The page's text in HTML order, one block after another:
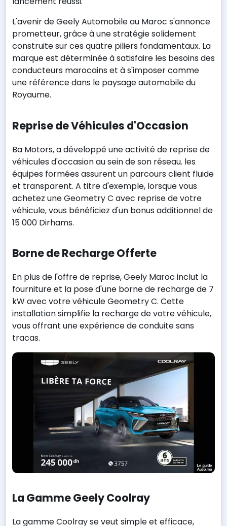
L'avenir de Geely Automobile au Maroc s'annonce
prometteur, grâce à une stratégie solidement
construite sur ces quatre piliers fondamentaux. La
marque est déterminée à satisfaire les besoins des
conducteurs marocains et à s'imposer comme
une référence dans le paysage automobile du
Royaume.
Reprise de Véhicules d'Occasion
Ba Motors, a développé une activité de reprise de
véhicules d'occasion au sein de son réseau. les
équipes formées assurent un parcours client fluide
et transparent. A titre d'exemple, lorsque vous
achetez une Geometry C avec reprise de votre
véhicule, vous bénéficiez d'un bonus additionnel de
15 000 Dirhams.
Borne de Recharge Offerte
En plus de l'offre de reprise, Geely Maroc inclut la
fourniture et la pose d'une borne de recharge de 7
kW avec votre véhicule Geometry C. Cette
installation simplifie la recharge de votre véhicule,
vous offrant une expérience de conduite sans
tracas.
La Gamme Geely Coolray
La gamme Coolray se veut simple et efficace,